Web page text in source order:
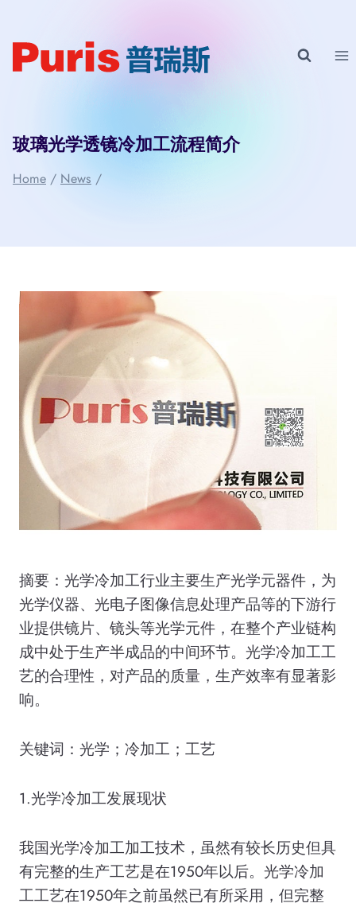
content
玻璃光学透镜冷加工流程简介
Home / News /
摘要：光学冷加工行业主要生产光学元器件，为
光学仪器、光电子图像信息处理产品等的下游行
业提供镜片、镜头等光学元件，在整个产业链构
成中处于生产半成品的中间环节。光学冷加工工
艺的合理性，对产品的质量，生产效率有显著影
响。
关键词：光学；冷加工；工艺
1.光学冷加工发展现状
我国光学冷加工加工技术，虽然有较长历史但具
有完整的生产工艺是在1950年以后。光学冷加
工工艺在1950年之前虽然已有所采用，但完整